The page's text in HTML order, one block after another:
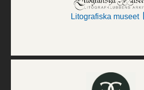
Litografiska museet